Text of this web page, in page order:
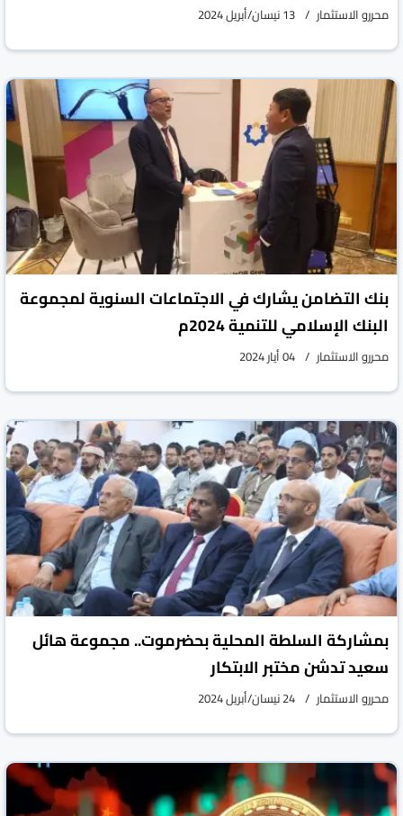
محررو الاستثمار 13 نيسان/أبريل 2024
بنك التضامن يشارك في الاجتماعات السنوية لمجموعة
البنك الإسلامي للتنمية 2024م
محررو الاستثمار 04 أيار 2024
بمشاركة السلطة المحلية بحضرموت.. مجموعة هائل
سعيد تدشن مختبر الابتكار
محررو الاستثمار 24 نيسان/أبريل 2024